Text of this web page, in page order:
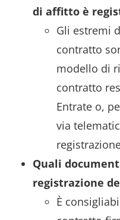
di affitto è
Gli estremi
contratto
modello di
contratto
Entrate o,
via
Quali
registrazione
È